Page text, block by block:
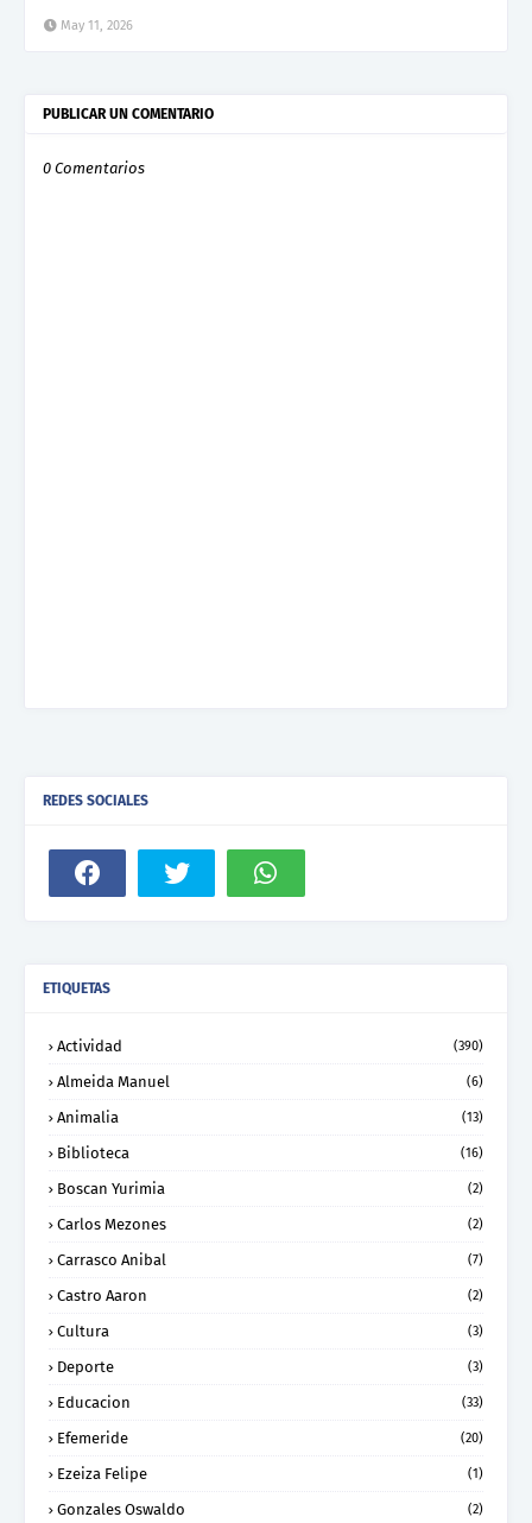
May 11, 2026
PUBLICAR UN COMENTARIO
0 Comentarios
REDES SOCIALES
ETIQUETAS
Actividad (390)
Almeida Manuel (6)
Animalia (13)
Biblioteca (16)
Boscan Yurimia (2)
Carlos Mezones (2)
Carrasco Anibal (7)
Castro Aaron (2)
Cultura (3)
Deporte (3)
Educacion (33)
Efemeride (20)
Ezeiza Felipe (1)
Gonzales Oswaldo (2)